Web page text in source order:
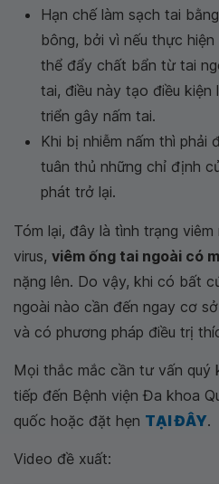
Hạn chế làm sạch tai
bông, bởi vì nếu thực
thể đẩy chất bẩn từ tai
tai, điều này tạo điều kiện
triển gây nấm tai.
Khi bị nhiễm nấm thì phải
tuân thủ những chỉ định
phát trở lại.
Tóm lại, đây là tình trạng
virus, viêm ống tai ngoài có
nặng lên. Do vậy, khi có bất
ngoài nào cần đến ngay cơ
và có phương pháp điều trị
Mọi thắc mắc cần tư vấn quý
tiếp đến Bệnh viện Đa khoa
quốc hoặc đặt hẹn TẠI ĐÂY.
Video đề xuất: